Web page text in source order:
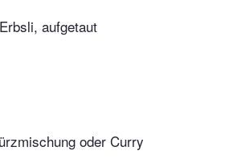
aufgetaut
oder Curry